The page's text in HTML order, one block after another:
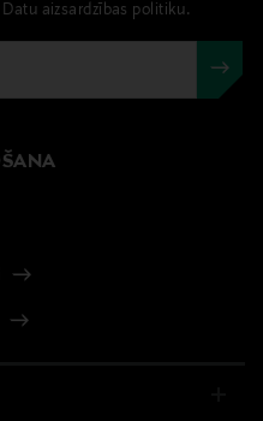
aizsardzības politiku.